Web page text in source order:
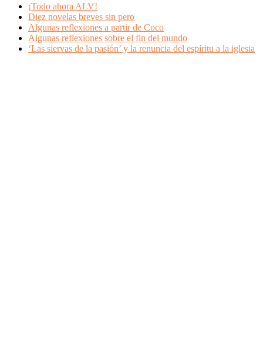
¡Todo ahora ALV!
Diez novelas breves sin pero
Algunas reflexiones a partir de Coco
Algunas reflexiones sobre el fin del mundo
‘Las siervas de la pasión’ y la renuncia del espíritu a la iglesia